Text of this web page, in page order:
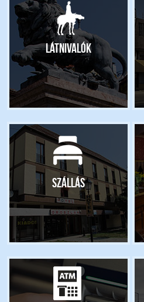
Látnivalók
Szállás